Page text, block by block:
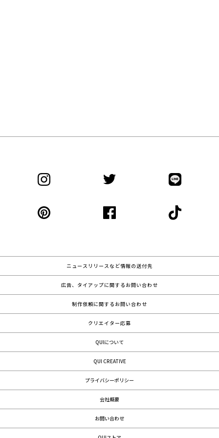
ニュースリリースなど情報の送付先
広告、タイアップに関するお問い合わせ
制作依頼に関するお問い合わせ
クリエイター応募
QUIについて
QUI CREATIVE
プライバシーポリシー
会社概要
お問い合わせ